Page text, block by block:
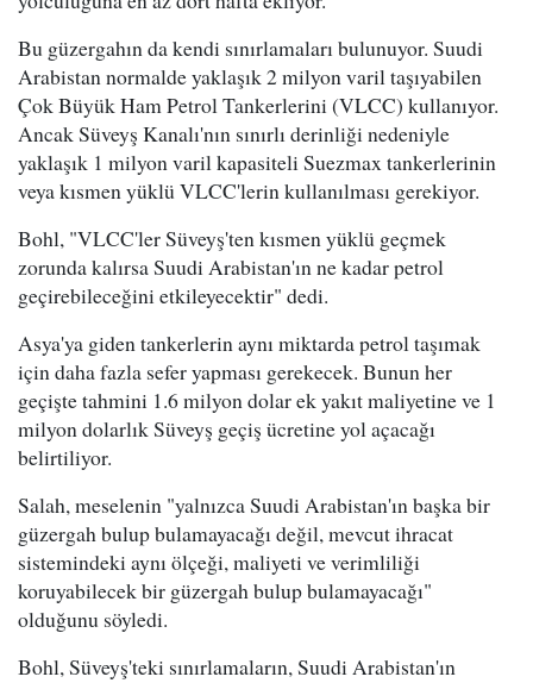
Bu güzergahın da kendi sınırlamaları bulunuyor. Suudi
Arabistan normalde yaklaşık 2 milyon varil taşıyabilen
Çok Büyük Ham Petrol Tankerlerini (VLCC) kullanıyor.
Ancak Süveyş Kanalı'nın sınırlı derinliği nedeniyle
yaklaşık 1 milyon varil kapasiteli Suezmax tankerlerinin
veya kısmen yüklü VLCC'lerin kullanılması gerekiyor.
Bohl, "VLCC'ler Süveyş'ten kısmen yüklü geçmek
zorunda kalırsa Suudi Arabistan'ın ne kadar petrol
geçirebileceğini etkileyecektir" dedi.
Asya'ya giden tankerlerin aynı miktarda petrol taşımak
için daha fazla sefer yapması gerekecek. Bunun her
geçişte tahmini 1.6 milyon dolar ek yakıt maliyetine ve 1
milyon dolarlık Süveyş geçiş ücretine yol açacağı
belirtiliyor.
Salah, meselenin "yalnızca Suudi Arabistan'ın başka bir
güzergah bulup bulamayacağı değil, mevcut ihracat
sistemindeki aynı ölçeği, maliyeti ve verimliliği
koruyabilecek bir güzergah bulup bulamayacağı"
olduğunu söyledi.
Bohl, Süveyş'teki sınırlamaların, Suudi Arabistan'ın